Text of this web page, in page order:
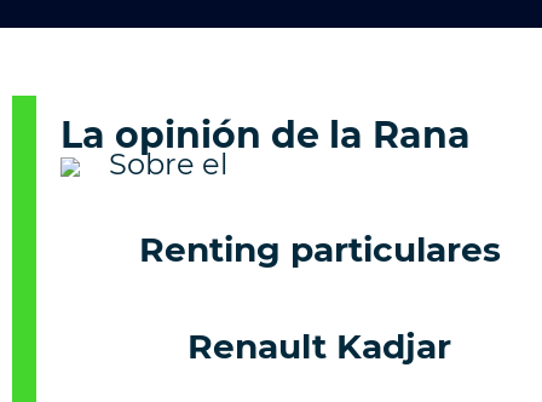
La opinión de la Rana
Renting particulares
Renault Kadjar